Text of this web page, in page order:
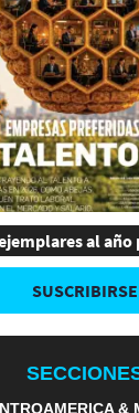
al año
SUSCRIBIRSE
&